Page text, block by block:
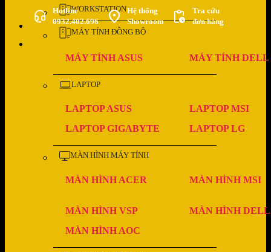
Hotline
0932.402.696
Hệ thống
Showroom
Tra cứu
đơn hàng
WORKSTATION
MÁY TÍNH ĐỒNG BỘ
MÁY TÍNH ASUS MÁY TÍNH DELL
LAPTOP
LAPTOP ASUS
LAPTOP MSI
LAPTOP GIGABYTE
LAPTOP LG
MÀN HÌNH MÁY TÍNH
MÀN HÌNH ACER MÀN HÌNH MSI
MÀN HÌNH VSP
MÀN HÌNH DELL
MÀN HÌNH AOC